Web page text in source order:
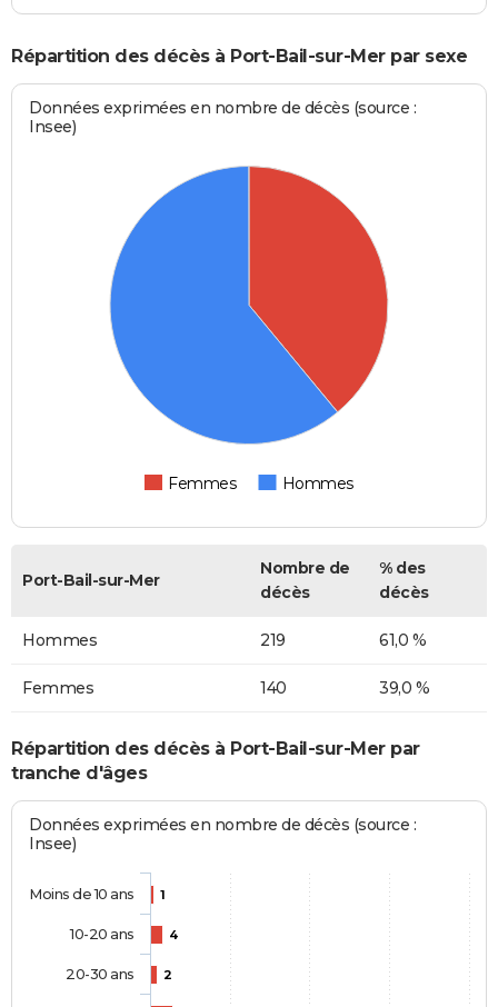
Répartition des décès à Port-Bail-sur-Mer par sexe
Données exprimées en nombre de décès (source :
Insee)
Femmes Hommes
Port-Bail-sur-Mer
Nombre de
décès
% des
décès
Hommes 219 61,0 %
Femmes 140 39,0 %
Répartition des décès à Port-Bail-sur-Mer par
tranche d'âges
Données exprimées en nombre de décès (source :
Insee)
1
4
2
Moins de 10 ans
10-20 ans
20-30 ans